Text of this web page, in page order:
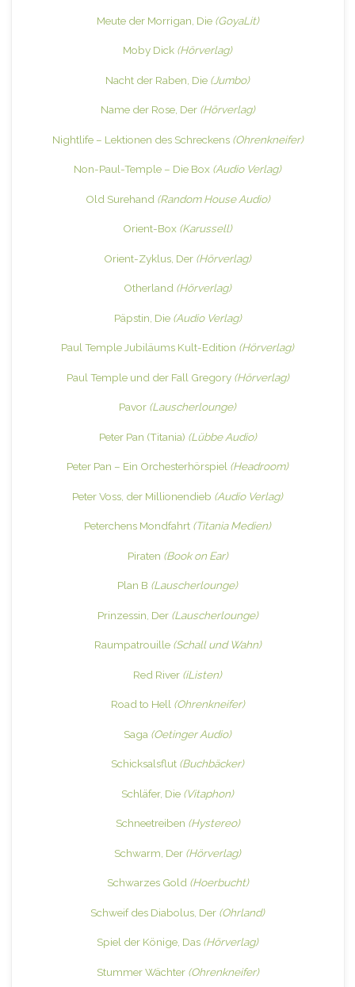
Meute der Morrigan, Die (GoyaLit)
Moby Dick (Hörverlag)
Nacht der Raben, Die (Jumbo)
Name der Rose, Der (Hörverlag)
Nightlife – Lektionen des Schreckens (Ohrenkneifer)
Non-Paul-Temple – Die Box (Audio Verlag)
Old Surehand (Random House Audio)
Orient-Box (Karussell)
Orient-Zyklus, Der (Hörverlag)
Otherland (Hörverlag)
Päpstin, Die (Audio Verlag)
Paul Temple Jubiläums Kult-Edition (Hörverlag)
Paul Temple und der Fall Gregory (Hörverlag)
Pavor (Lauscherlounge)
Peter Pan (Titania) (Lübbe Audio)
Peter Pan – Ein Orchesterhörspiel (Headroom)
Peter Voss, der Millionendieb (Audio Verlag)
Peterchens Mondfahrt (Titania Medien)
Piraten (Book on Ear)
Plan B (Lauscherlounge)
Prinzessin, Der (Lauscherlounge)
Raumpatrouille (Schall und Wahn)
Red River (iListen)
Road to Hell (Ohrenkneifer)
Saga (Oetinger Audio)
Schicksalsflut (Buchbäcker)
Schläfer, Die (Vitaphon)
Schneetreiben (Hystereo)
Schwarm, Der (Hörverlag)
Schwarzes Gold (Hoerbucht)
Schweif des Diabolus, Der (Ohrland)
Spiel der Könige, Das (Hörverlag)
Stummer Wächter (Ohrenkneifer)